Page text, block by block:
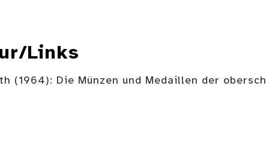
Links
(1964): Die Münzen und Medaillen der